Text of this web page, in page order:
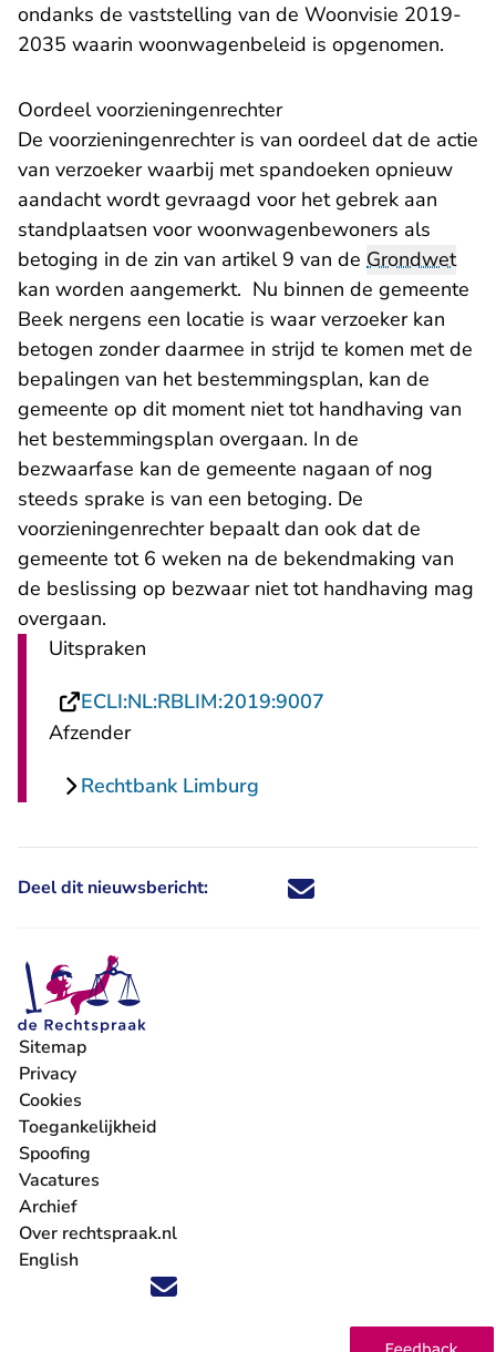
ondanks de vaststelling van de Woonvisie 2019-
2035 waarin woonwagenbeleid is opgenomen.
Oordeel voorzieningenrechter
De voorzieningenrechter is van oordeel dat de actie
van verzoeker waarbij met spandoeken opnieuw
aandacht wordt gevraagd voor het gebrek aan
standplaatsen voor woonwagenbewoners als
betoging in de zin van artikel 9 van de Grondwet
kan worden aangemerkt. Nu binnen de gemeente
Beek nergens een locatie is waar verzoeker kan
betogen zonder daarmee in strijd te komen met de
bepalingen van het bestemmingsplan, kan de
gemeente op dit moment niet tot handhaving van
het bestemmingsplan overgaan. In de
bezwaarfase kan de gemeente nagaan of nog
steeds sprake is van een betoging. De
voorzieningenrechter bepaalt dan ook dat de
gemeente tot 6 weken na de bekendmaking van
de beslissing op bezwaar niet tot handhaving mag
overgaan.
Uitspraken
ECLI:NL:RBLIM:2019:9007
Afzender
Rechtbank Limburg
Deel dit nieuwsbericht: Deel dit nieuwsbericht via X -
Deel dit nieuwsbericht via
Deel dit nieuwsbericht
Deel dit
Volg ons op X (Twitter) - U verlaat Rechtspraak.nl
Volg ons op Facebook - U verlaat Rechtspraak.nl
Volg ons op Instagram - U verlaat Rechtspraak.nl
Volg ons op Youtube - U verlaat Rechtspraak.nl
Volg ons op LinkedIn - U verlaat
'Blijf op de hoogte' nieuwsbrief - U verlaat
Sitemap
Privacy
Cookies
Toegankelijkheid
Spoofing
Vacatures
- U verlaat Rechtspraak.nl
Archief
Over rechtspraak.nl
English